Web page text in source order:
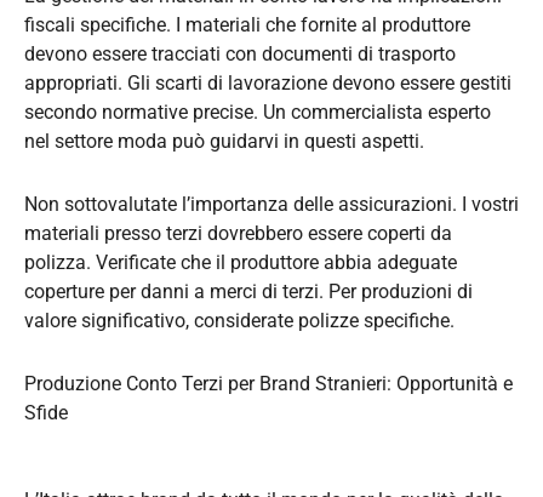
fiscali specifiche. I materiali che fornite al produttore
devono essere tracciati con documenti di trasporto
appropriati. Gli scarti di lavorazione devono essere gestiti
secondo normative precise. Un commercialista esperto
nel settore moda può guidarvi in questi aspetti.
Non sottovalutate l’importanza delle assicurazioni. I vostri
materiali presso terzi dovrebbero essere coperti da
polizza. Verificate che il produttore abbia adeguate
coperture per danni a merci di terzi. Per produzioni di
valore significativo, considerate polizze specifiche.
Produzione Conto Terzi per Brand Stranieri: Opportunità e
Sfide